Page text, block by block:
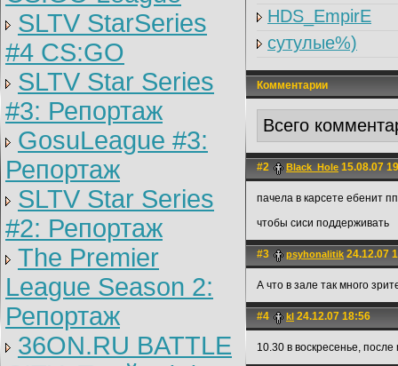
SLTV StarSeries
#4 CS:GO
SLTV Star Series
#3: Репортаж
GosuLeague #3:
Репортаж
SLTV Star Series
#2: Репортаж
The Premier
League Season 2:
Репортаж
36ON.RU BATTLE
HDS_EmpirE
сутулые%)
Комментарии
Всего
#2 Black_Hole 15.08.07
пачела в карсете ебенит
чтобы сиси поддерживать
#3 psyhonalitik 24.12.07
А что в зале так много
#4 kl 24.12.07 18:56
10.30 в воскресенье,